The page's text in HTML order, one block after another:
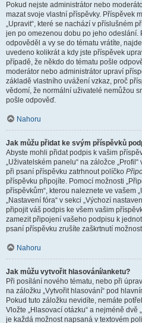
Pokud nejste administrátor nebo
mazat svoje vlastní příspěvky. Příspěvek
„Upravit“, které se nachází v příslušném
jen po omezenou dobu po jeho odeslání.
odpověděl a vy se do tématu vrátíte,
uvedeno kolikrát a kdy jste příspěvek
případě, že někdo do tématu pošle
moderátor nebo administrátor upraví
základě vlastního uvážení vzkaz, proč
vědomí, že normální uživatelé nemůžou
pošle odpověď.
Nahoru
Jak můžu přidat ke svým příspěvků
Abyste mohli přidat podpis k vašim
„Uživatelském panelu“ na záložce
při psaní příspěvku zatrhnout políčko
příspěvku připojíte. Pomocí možnosti
příspěvkům“, kterou naleznete ve vašem
„Nastavení fóra“ v sekci „Výchozí
připojit váš podpis ke všem vašim
zamezit připojení vašeho podpisu k
psaní příspěvku zrušíte zaškrtnutí
Nahoru
Jak můžu vytvořit hlasování/anketu?
Při posílání nového tématu, nebo při
na záložku „Vytvořit hlasování“ pod
Pokud tuto záložku nevidíte, nemáte
Vložte „Hlasovací otázku“ a nejméně dvě
je každá možnost napsaná v textovém